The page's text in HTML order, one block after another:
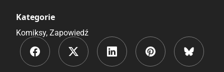
Kategorie
Komiksy, Zapowiedź